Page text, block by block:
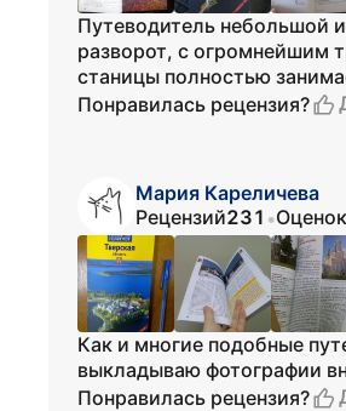
Путеводитель небольшой
разворот, с огромнейшим
станицы полностью
Понравилась рецензия?
Мария Кареличева
Рецензий231 •Оценок
Как и многие подобные
выкладываю фотографии
Понравилась рецензия?